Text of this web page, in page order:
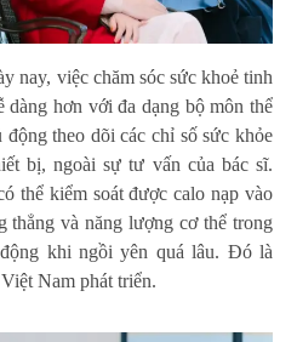
nay, việc chăm sóc sức khoẻ tinh
dàng hơn với đa dạng bộ môn thể
theo dõi các chỉ số sức khỏe
bị, ngoài sự tư vấn của bác sĩ.
thể kiểm soát được calo nạp vào
thẳng và năng lượng cơ thể trong
khi ngồi yên quá lâu. Đó là
Nam phát triển.